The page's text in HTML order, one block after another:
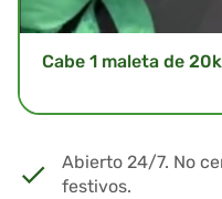
Cabe 1 maleta de
Abierto 24/7. No
festivos.